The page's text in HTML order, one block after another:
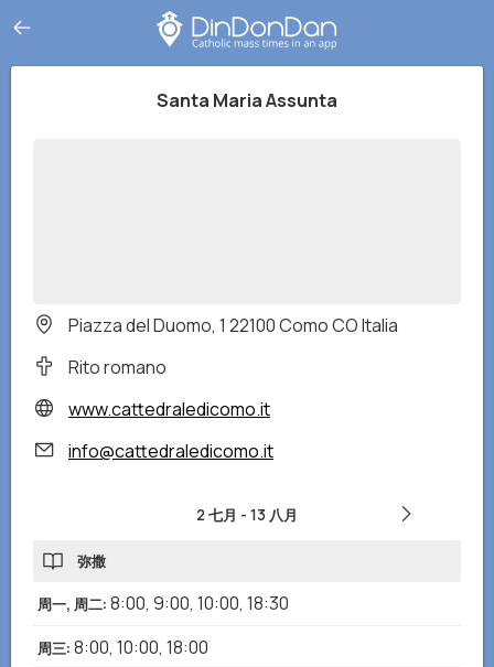
Santa Maria Assunta
Piazza del Duomo, 1 22100 Como CO Italia
Rito romano
www.cattedraledicomo.it
info@cattedraledicomo.it
2 七月 - 13 八月
弥撒
周一, 周二: 8:00, 9:00, 10:00, 18:30
周三: 8:00, 10:00, 18:00